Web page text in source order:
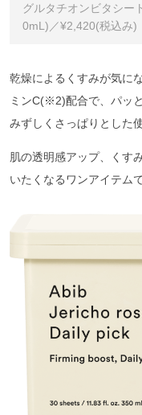
グルタチオンビタシ
0mL)／¥2,420(税込み)
乾燥によるくすみが気に
ミンC(※2)配合で、パッ
みずしくさっぱりとした
肌の透明感アップ、くす
いたくなるワンアイテム